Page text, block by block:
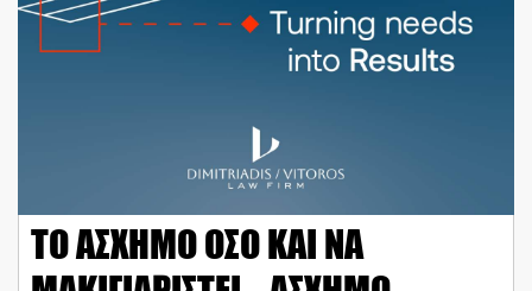
TO ΑΣΧΗΜΟ ΟΣΟ ΚΑΙ ΝΑ